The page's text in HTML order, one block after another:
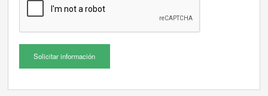
Solicitar información